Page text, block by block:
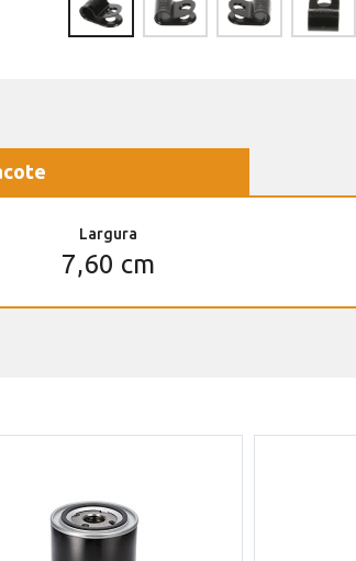
Largura
7,60 cm